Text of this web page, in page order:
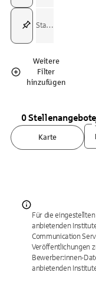
Suchfeld
Weitere
Filter
hinzufügen
0
Karte
Für die
anbietenden
Communication
Veröffentlichungen
Bewerber:innen-
anbietenden